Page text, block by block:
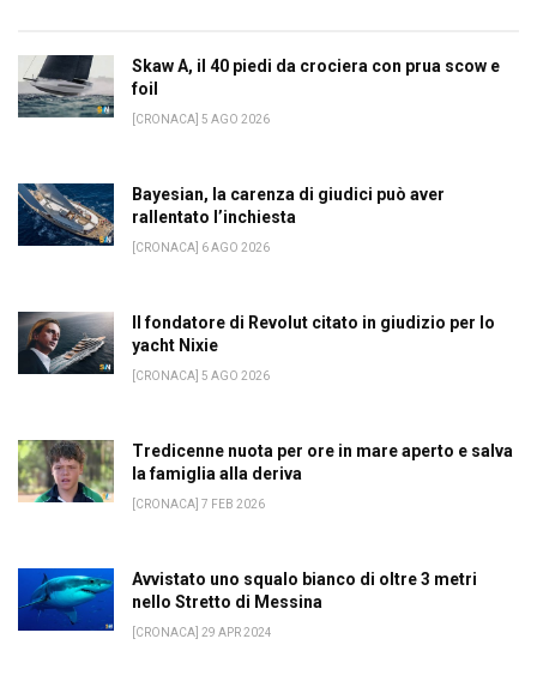
Skaw A, il 40 piedi da crociera con prua scow e
foil
[CRONACA] 5 AGO 2026
Bayesian, la carenza di giudici può aver
rallentato l’inchiesta
[CRONACA] 6 AGO 2026
Il fondatore di Revolut citato in giudizio per lo
yacht Nixie
[CRONACA] 5 AGO 2026
Tredicenne nuota per ore in mare aperto e salva
la famiglia alla deriva
[CRONACA] 7 FEB 2026
Avvistato uno squalo bianco di oltre 3 metri
nello Stretto di Messina
[CRONACA] 29 APR 2024